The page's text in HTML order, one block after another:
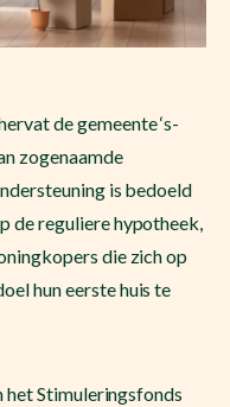
de gemeente ‘s-
zogenaamde
is bedoeld
de reguliere hypotheek,
die zich op
hun eerste huis te
het Stimuleringsfonds